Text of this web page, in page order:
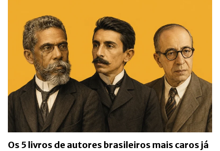
Os 5 livros de autores brasileiros mais caros já